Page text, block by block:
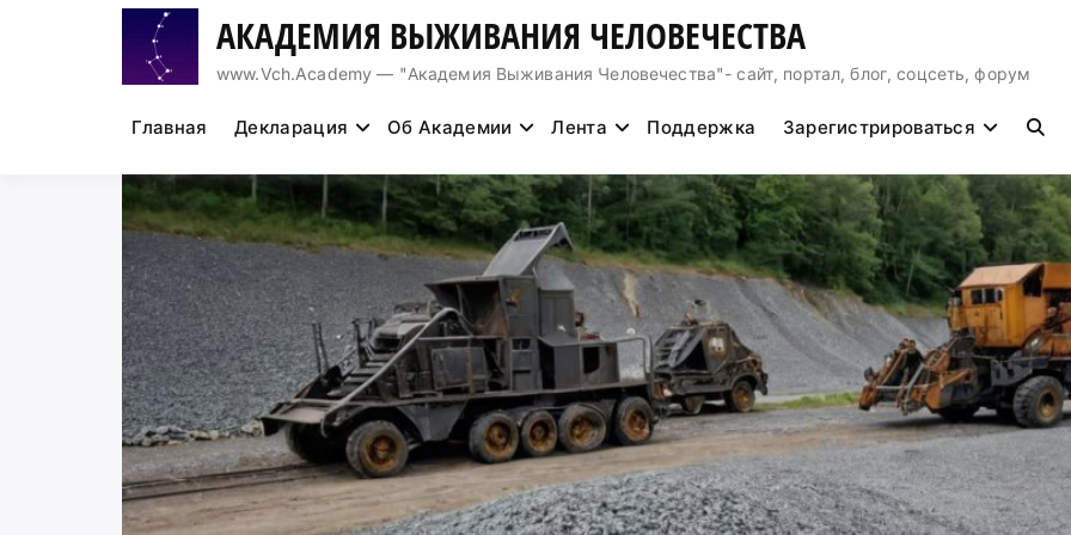
АКАДЕМИЯ ВЫЖИВАНИЯ ЧЕЛОВЕЧЕСТВА
www.Vch.Academy — "Академия Выживания Человечества"- сайт, портал, блог, соцсеть, форум
Главная Декларация Об Академии Лента Поддержка Зарегистрироваться